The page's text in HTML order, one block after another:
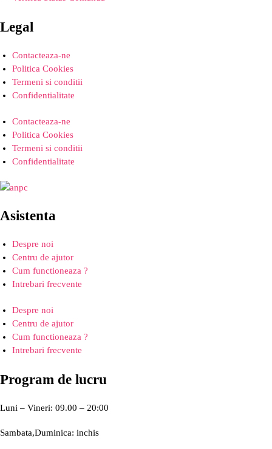
Legal
Contacteaza-ne
Politica Cookies
Termeni si conditii
Confidentialitate
Contacteaza-ne
Politica Cookies
Termeni si conditii
Confidentialitate
Asistenta
Despre noi
Centru de ajutor
Cum functioneaza ?
Intrebari frecvente
Despre noi
Centru de ajutor
Cum functioneaza ?
Intrebari frecvente
Program de lucru
Luni – Vineri: 09.00 – 20:00
Sambata,Duminica: inchis